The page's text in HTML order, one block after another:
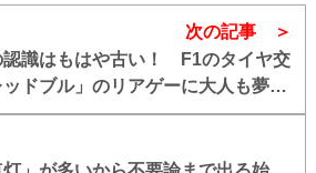
次の記事
認識はもはや古い！ F1のタイヤ交
ドブル」のリアゲーに大人も夢中
】